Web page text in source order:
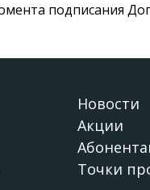
подписания
Новости
Акции
Точки